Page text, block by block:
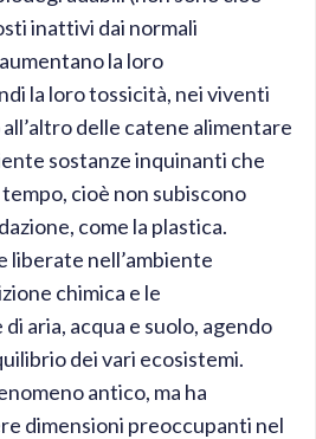
inattivi dai normali
la loro
la loro tossicità, nei viventi
delle catene alimentare
sostanze inquinanti che
cioè non subiscono
come la plastica.
liberate nell’ambiente
chimica e le
aria, acqua e suolo, agendo
dei vari ecosistemi.
antico, ma ha
dimensioni preoccupanti nel